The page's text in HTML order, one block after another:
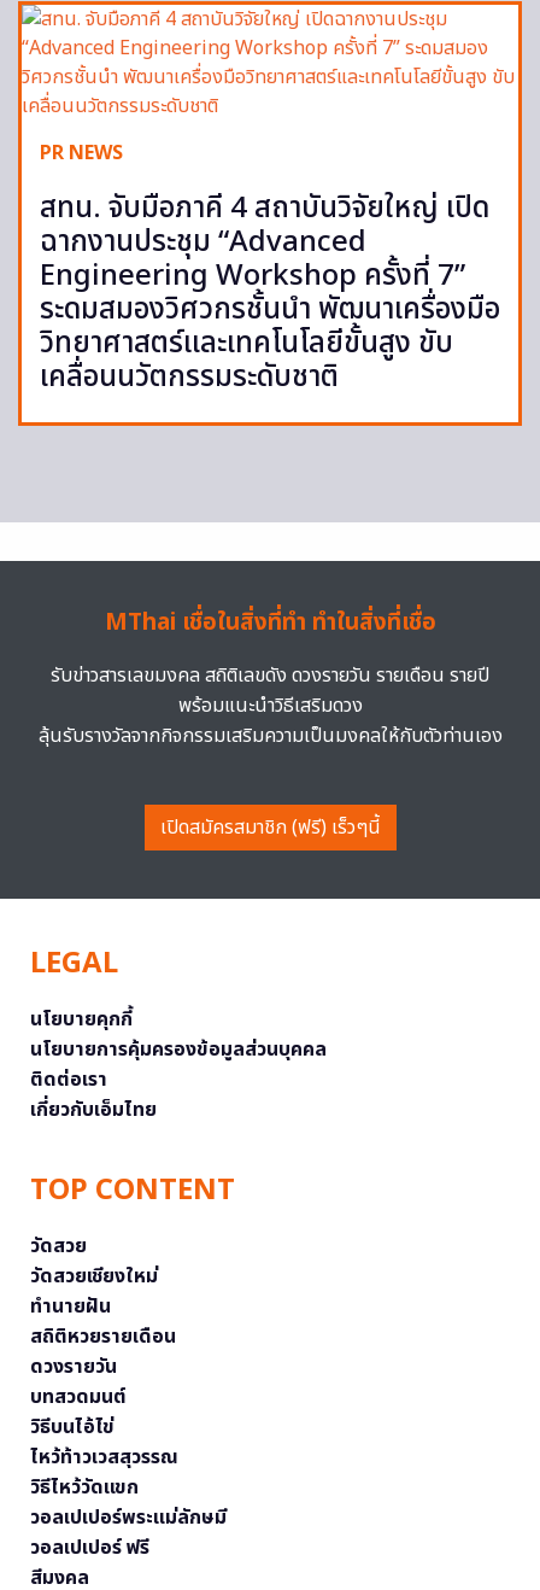
PR NEWS
สทน. จับมือภาคี 4 สถาบันวิจัยใหญ่ เปิด
ฉากงานประชุม “Advanced
Engineering Workshop ครั้งที่ 7”
ระดมสมองวิศวกรชั้นนำ พัฒนาเครื่องมือ
วิทยาศาสตร์และเทคโนโลยีขั้นสูง ขับ
เคลื่อนนวัตกรรมระดับชาติ
MThai เชื่อในสิ่งที่ทำ ทำในสิ่งที่เชื่อ
รับข่าวสารเลขมงคล สถิติเลขดัง ดวงรายวัน รายเดือน รายปี
พร้อมแนะนำวิธีเสริมดวง
ลุ้นรับรางวัลจากกิจกรรมเสริมความเป็นมงคลให้กับตัวท่านเอง
เปิดสมัครสมาชิก (ฟรี) เร็วๆนี้
LEGAL
นโยบายคุกกี้
นโยบายการคุ้มครองข้อมูลส่วนบุคคล
ติดต่อเรา
เกี่ยวกับเอ็มไทย
TOP CONTENT
วัดสวย
วัดสวยเชียงใหม่
ทำนายฝัน
สถิติหวยรายเดือน
ดวงรายวัน
บทสวดมนต์
วิธีบนไอ้ไข่
ไหว้ท้าวเวสสุวรรณ
วิธีไหว้วัดแขก
วอลเปเปอร์พระแม่ลักษมี
วอลเปเปอร์ ฟรี
สีมงคล